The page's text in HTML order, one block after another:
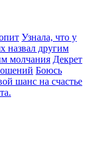
Узнала, что у
назвал другим
молчания Декрет
Боюсь
шанс на счастье